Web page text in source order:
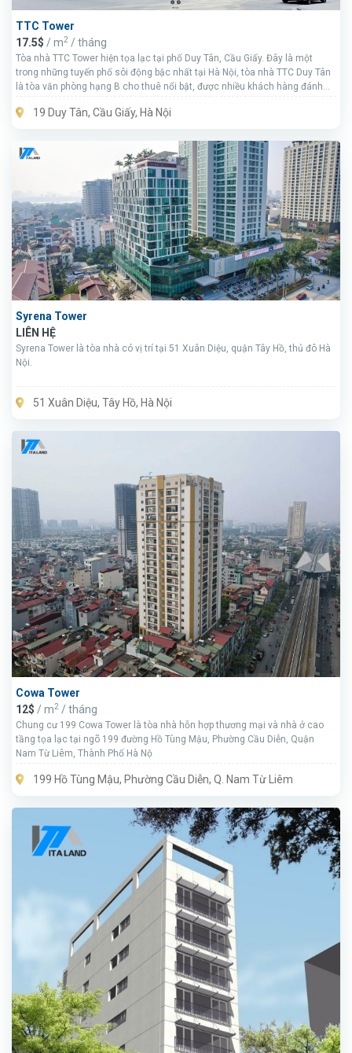
TTC Tower
17.5$ / m2 / tháng
Tòa nhà TTC Tower hiện tọa lạc tại phố Duy Tân, Cầu Giấy. Đây là một
trong những tuyến phố sôi động bậc nhất tại Hà Nội, tòa nhà TTC Duy Tân
là tòa văn phòng hạng B cho thuê nổi bật, được nhiều khách hàng đánh
19 Duy Tân, Cầu Giấy, Hà Nội
Syrena Tower
LIÊN HỆ
Syrena Tower là tòa nhà có vị trí tại 51 Xuân Diệu, quận Tây Hồ, thủ đô Hà
Nội.
51 Xuân Diệu, Tây Hồ, Hà Nội
Cowa Tower
12$ / m2 / tháng
Chung cư 199 Cowa Tower là tòa nhà hỗn hợp thương mại và nhà ở cao
tầng tọa lạc tại ngõ 199 đường Hồ Tùng Mậu, Phường Cầu Diễn, Quận
Nam Từ Liêm, Thành Phố Hà Nộ
199 Hồ Tùng Mậu, Phường Cầu Diễn, Q. Nam Từ Liêm